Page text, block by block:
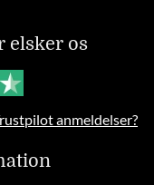
elsker os
anmeldelser?